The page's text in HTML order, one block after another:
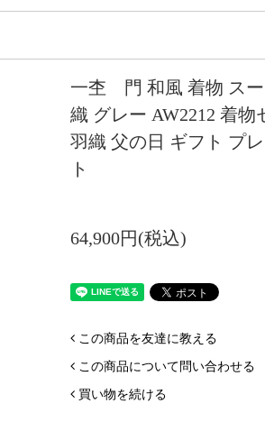
一杢 門 和風 着物 ス
織 グレー AW2212 着物
羽織 父の日 ギフト プ
ト
64,900円(税込)
この商品を友達に教える
この商品について問い合わせる
買い物を続ける